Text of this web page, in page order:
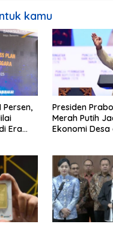
kamu
Persen,
Era
Presiden
Merah Putih
Ekonomi